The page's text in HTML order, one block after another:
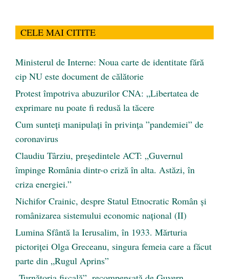
CELE MAI CITITE
Ministerul de Interne: Noua carte de identitate fără
cip NU este document de călătorie
Protest împotriva abuzurilor CNA: „Libertatea de
exprimare nu poate fi redusă la tăcere
Cum sunteți manipulați în privința ”pandemiei” de
coronavirus
Claudiu Târziu, președintele ACT: „Guvernul
împinge România dintr-o criză în alta. Astăzi, în
criza energiei.”
Nichifor Crainic, despre Statul Etnocratic Român şi
românizarea sistemului economic naţional (II)
Lumina Sfântă la Ierusalim, în 1933. Mărturia
pictoriței Olga Greceanu, singura femeia care a făcut
parte din „Rugul Aprins”